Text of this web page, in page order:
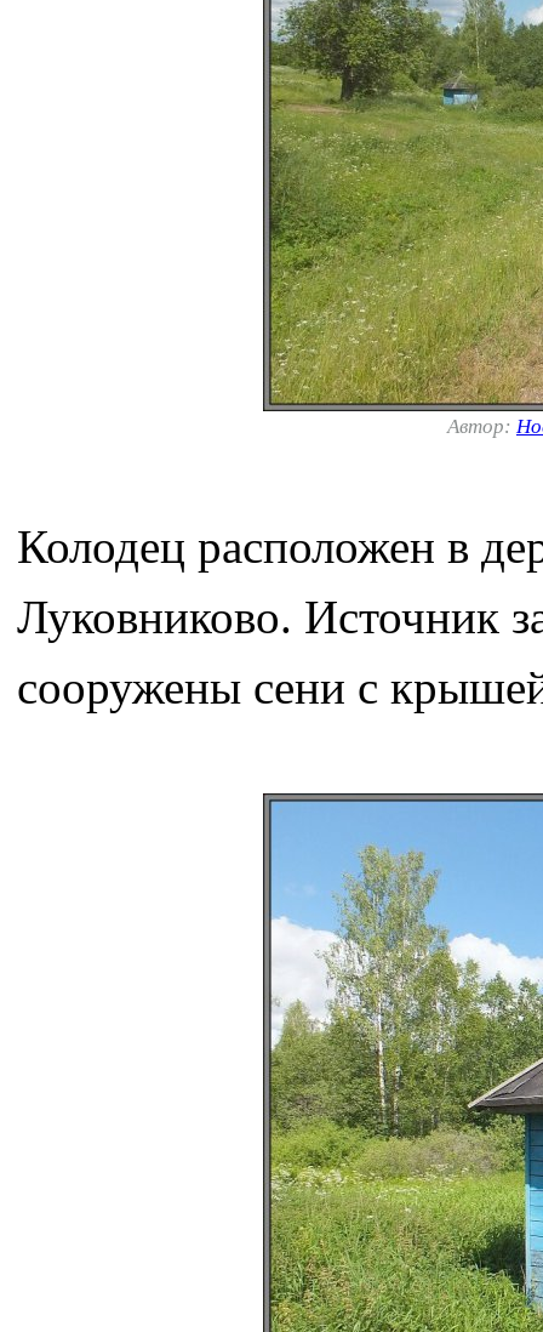
Автор:
Колодец расположен в
Луковниково. Источник
сооружены сени с